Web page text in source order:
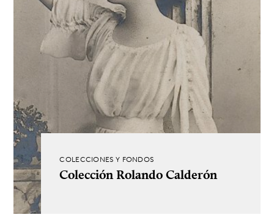
COLECCIONES Y FONDOS
Colección Rolando Calderón